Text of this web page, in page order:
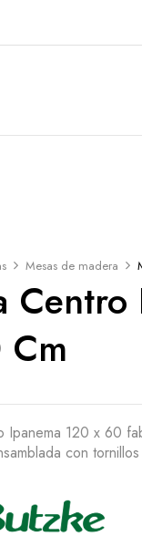
Mesas de madera
Ipanema 120 x 60
con